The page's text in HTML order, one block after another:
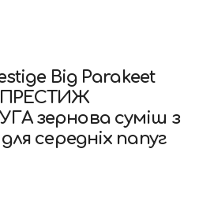
Big Parakeet
ПРЕСТИЖ
зернова суміш з
середніх папуг